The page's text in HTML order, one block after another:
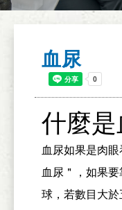
血尿
什麼是
血尿如果是肉
血尿＂，如果
球，若數目大